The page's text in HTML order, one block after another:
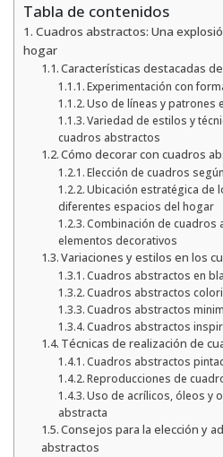
Tabla de contenidos
Cuadros abstractos: Una
hogar
Características destacadas
Experimentación con
Uso de líneas y patrones
Variedad de estilos y
cuadros abstractos
Cómo decorar con cuadros
Elección de cuadros
Ubicación estratégica de
diferentes espacios del hogar
Combinación de cuadros
elementos decorativos
Variaciones y estilos en los
Cuadros abstractos en
Cuadros abstractos
Cuadros abstractos
Cuadros abstractos
Técnicas de realización de
Cuadros abstractos
Reproducciones de
Uso de acrílicos, óleos y
abstracta
Consejos para la elección y
abstractos